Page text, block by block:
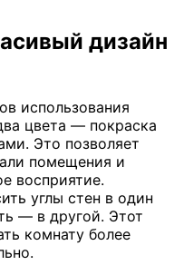
дизайн
использования
цвета — покраска
Это позволяет
помещения и
восприятие.
углы стен в один
— в другой. Этот
комнату более